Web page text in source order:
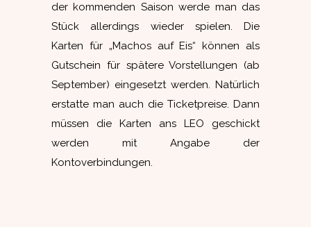
der kommenden Saison werde man das
Stück allerdings wieder spielen. Die
Karten für „Machos auf Eis“ können als
Gutschein für spätere Vorstellungen (ab
September) eingesetzt werden. Natürlich
erstatte man auch die Ticketpreise. Dann
müssen die Karten ans LEO geschickt
werden mit Angabe der
Kontoverbindungen.